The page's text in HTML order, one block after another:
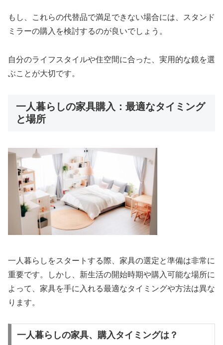
もし、これらの代替品で満足できない場合には、スタンド
ミラーの購入を検討するのが良いでしょう。
自分のライフスタイルや住空間に合った、実用的な鏡を選
ぶことが大切です。
一人暮らしの家具購入：最適なタイミング
と場所
一人暮らしをスタートする際、家具の選定と準備は非常に
重要です。しかし、新生活の開始時期や購入可能な場所に
よって、家具を手に入れる最適なタイミングや方法は異な
ります。
一人暮らしの家具、購入タイミングは？